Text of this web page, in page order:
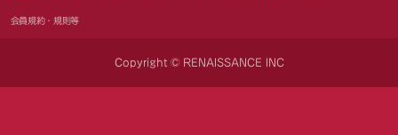
会員規約・規則等
Copyright © RENAISSANCE INC